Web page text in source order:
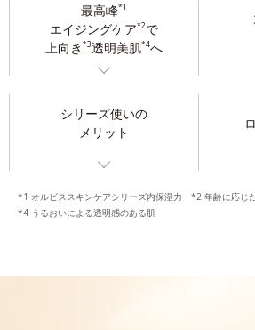
最高峰*1
エイジングケア*2で
上向き *3透明美肌*4へ
シリーズ使いの
メリット
*1 オルビススキンケアシリーズ内保湿力 *2 年齢に応
*4 うるおいによる透明感のある肌